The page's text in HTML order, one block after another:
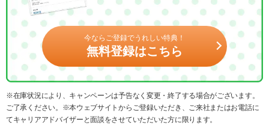
今ならご登録でうれしい特典！
無料登録はこちら
※在庫状況により、キャンペーンは予告なく変更・終了する場合がございます。
ご了承ください。※本ウェブサイトからご登録いただき、ご来社またはお電話に
てキャリアアドバイザーと面談をさせていただいた方に限ります。